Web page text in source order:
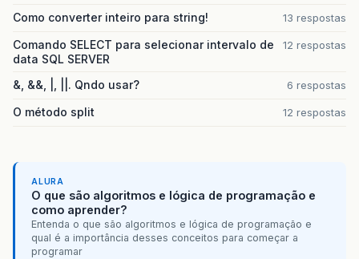
Como converter inteiro para string! 13 respostas
Comando SELECT para selecionar intervalo de
data SQL SERVER
12 respostas
&, &&, |, ||. Qndo usar? 6 respostas
O método split 12 respostas
ALURA
O que são algoritmos e lógica de programação e
como aprender?
Entenda o que são algoritmos e lógica de programação e
qual é a importância desses conceitos para começar a
programar